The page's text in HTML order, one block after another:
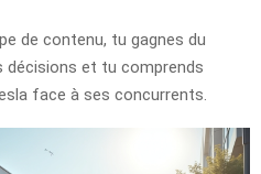
de contenu, tu gagnes du
décisions et tu comprends
face à ses concurrents.